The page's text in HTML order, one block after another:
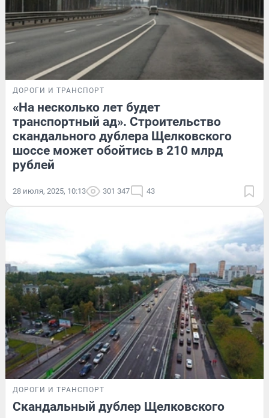
ДОРОГИ И ТРАНСПОРТ
«На несколько лет будет
транспортный ад». Строительство
скандального дублера Щелковского
шоссе может обойтись в 210 млрд
рублей
28 июля, 2025, 10:13 301 347 43
ДОРОГИ И ТРАНСПОРТ
Скандальный дублер Щелковского